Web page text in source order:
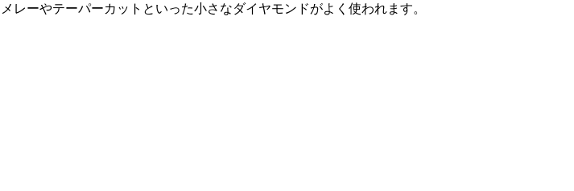
ーやテーパーカットといった小さなダイヤモンドがよく使われます。